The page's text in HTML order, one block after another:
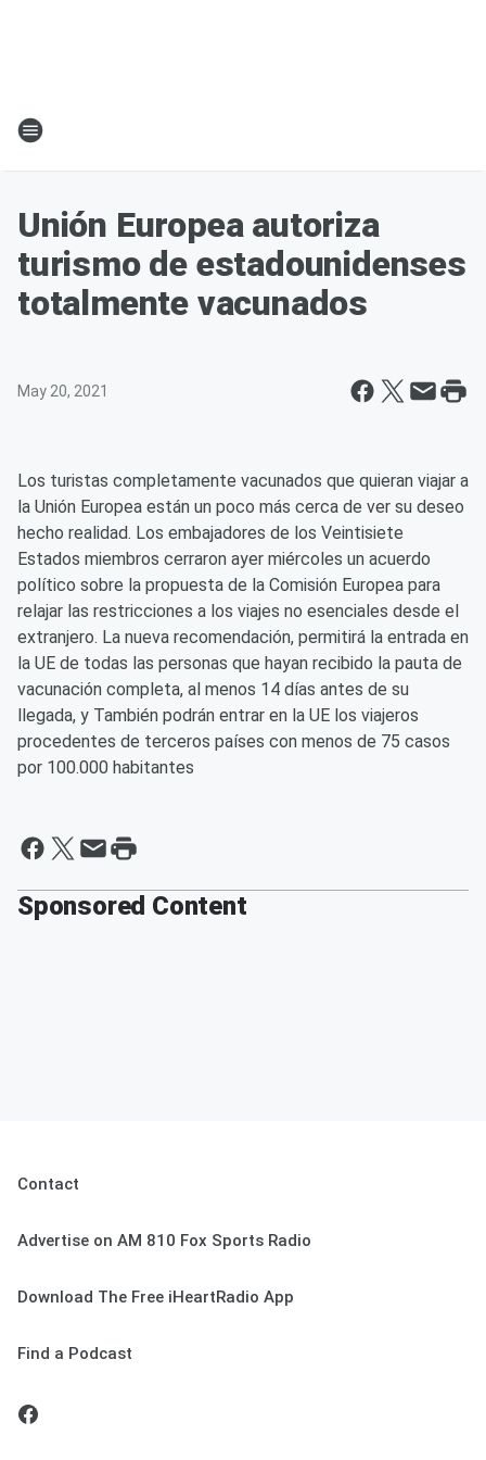
Unión Europea autoriza
turismo de estadounidenses
totalmente vacunados
May 20, 2021
Los turistas completamente vacunados que quieran viajar a
la Unión Europea están un poco más cerca de ver su deseo
hecho realidad. Los embajadores de los Veintisiete
Estados miembros cerraron ayer miércoles un acuerdo
político sobre la propuesta de la Comisión Europea para
relajar las restricciones a los viajes no esenciales desde el
extranjero. La nueva recomendación, permitirá la entrada en
la UE de todas las personas que hayan recibido la pauta de
vacunación completa, al menos 14 días antes de su
llegada, y También podrán entrar en la UE los viajeros
procedentes de terceros países con menos de 75 casos
por 100.000 habitantes
Sponsored Content
Contact
Advertise on AM 810 Fox Sports Radio
Download The Free iHeartRadio App
Find a Podcast